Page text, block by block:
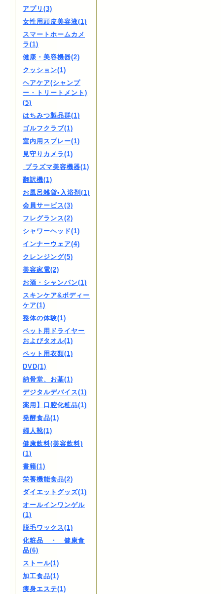
アプリ(3)
女性用頭皮美容液(1)
スマートホームカメ
ラ(1)
健康・美容機器(2)
クッション(1)
ヘアケア(シャンプ
ー・トリートメント)
(5)
はちみつ製品群(1)
ゴルフクラブ(1)
室内用スプレー(1)
見守りカメラ(1)
プラズマ美容機器(1)
翻訳機(1)
お風呂雑貨•入浴剤(1)
会員サービス(3)
フレグランス(2)
シャワーヘッド(1)
インナーウェア(4)
クレンジング(5)
美容家電(2)
お酒・シャンパン(1)
スキンケア&ボディー
ケア(1)
整体の体験(1)
ペット用ドライヤー
およびタオル(1)
ペット用衣類(1)
DVD(1)
納骨堂、お墓(1)
デジタルデバイス(1)
薬用】口腔化粧品(1)
発酵食品(1)
婦人靴(1)
健康飲料(美容飲料)
(1)
書籍(1)
栄養機能食品(2)
ダイエットグッズ(1)
オールインワンゲル
(1)
脱毛ワックス(1)
化粧品 ・ 健康食
品(6)
ストール(1)
加工食品(1)
痩身エステ(1)